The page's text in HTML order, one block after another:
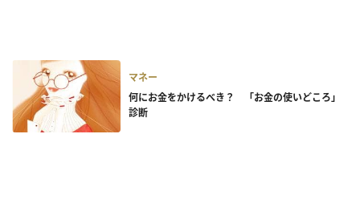
マネー
何にお金をかけるべき？ 「お金の使いどころ」
診断